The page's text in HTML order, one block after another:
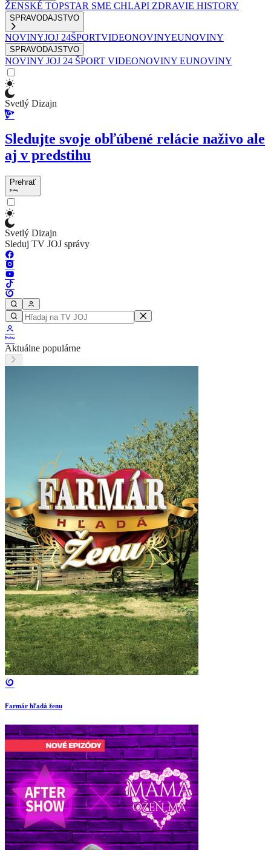
ŽENSKÉ TOPSTAR SME CHLAPI ZDRAVIE HISTORY
SPRAVODAJSTVO
NOVINYJOJ 24ŠPORTVIDEONOVINYEUNOVINY
SPRAVODAJSTVO
NOVINY JOJ 24 ŠPORT VIDEONOVINY EUNOVINY
Svetlý Dizajn
Sledujte svoje obľúbené relácie naživo ale
aj v predstihu
Prehrať
Svetlý Dizajn
Sleduj TV JOJ správy
Aktuálne populárne
Farmár hľadá ženu